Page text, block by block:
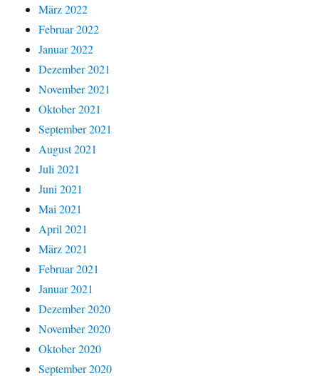
März 2022
Februar 2022
Januar 2022
Dezember 2021
November 2021
Oktober 2021
September 2021
August 2021
Juli 2021
Juni 2021
Mai 2021
April 2021
März 2021
Februar 2021
Januar 2021
Dezember 2020
November 2020
Oktober 2020
September 2020